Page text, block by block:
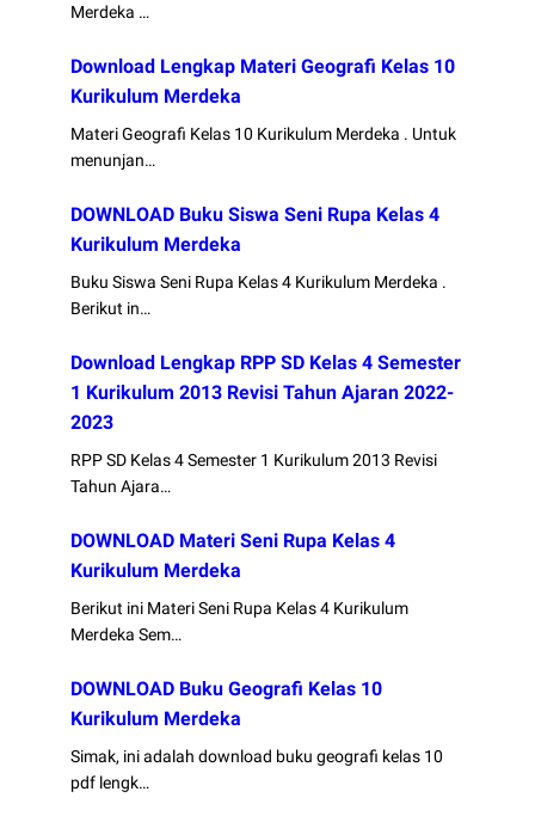
Merdeka …
Download Lengkap Materi Geografi Kelas 10
Kurikulum Merdeka
Materi Geografi Kelas 10 Kurikulum Merdeka . Untuk
menunjan…
DOWNLOAD Buku Siswa Seni Rupa Kelas 4
Kurikulum Merdeka
Buku Siswa Seni Rupa Kelas 4 Kurikulum Merdeka .
Berikut in…
Download Lengkap RPP SD Kelas 4 Semester
1 Kurikulum 2013 Revisi Tahun Ajaran 2022-
2023
RPP SD Kelas 4 Semester 1 Kurikulum 2013 Revisi
Tahun Ajara…
DOWNLOAD Materi Seni Rupa Kelas 4
Kurikulum Merdeka
Berikut ini Materi Seni Rupa Kelas 4 Kurikulum
Merdeka Sem…
DOWNLOAD Buku Geografi Kelas 10
Kurikulum Merdeka
Simak, ini adalah download buku geografi kelas 10
pdf lengk…